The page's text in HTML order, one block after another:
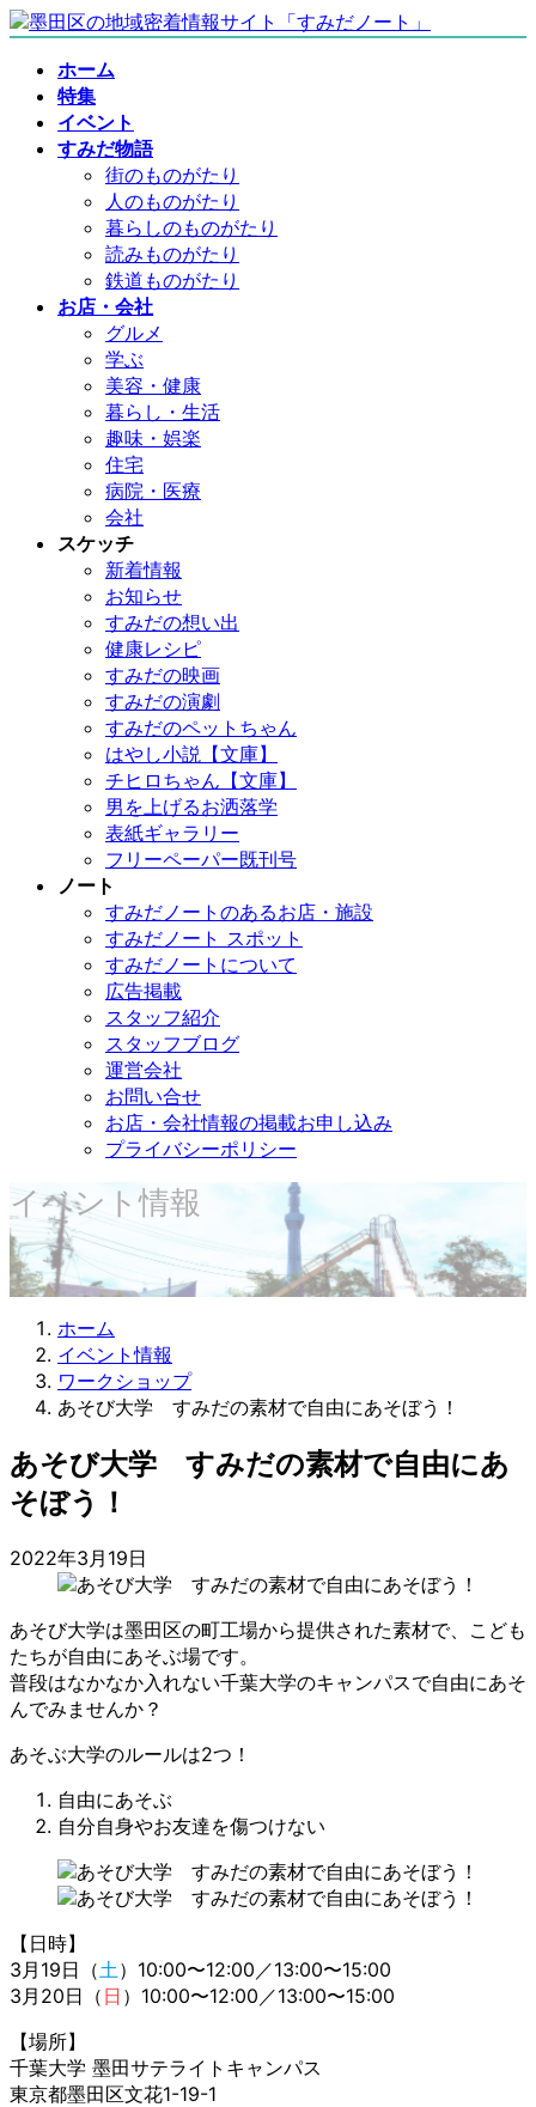
コ
ナ
ホーム
特集
イベント
すみだ物語
街のものがたり
人のものがたり
暮らしのものがたり
読みものがたり
鉄道ものがたり
お店・会社
グルメ
学ぶ
美容・健康
暮らし・生活
趣味・娯楽
住宅
病院・医療
会社
スケッチ
新着情報
お知らせ
すみだの想い出
健康レシピ
すみだの映画
すみだの演劇
すみだのペットちゃん
はやし小説【文庫】
チヒロちゃん【文庫】
男を上げるお洒落学
表紙ギャラリー
フリーペーパー既刊号
ノート
すみだノートのあるお店・施設
すみだノート スポット
すみだノートについて
広告掲載
スタッフ紹介
スタッフブログ
運営会社
お問い合せ
お店・会社情報の掲載お申し込み
プライバシーポリシー
イベント情報
ホーム
イベント情報
ワークショップ
あそび大学 すみだの素材で自由にあそぼう！
あそび大学 すみだの素材で自由にあ
そぼう！
2022年3月19日
あそび大学は墨田区の町工場から提供された素材で、こども
たちが自由にあそぶ場です。
普段はなかなか入れない千葉大学のキャンパスで自由にあそ
んでみませんか？
あそぶ大学のルールは2つ！
自由にあそぶ
自分自身やお友達を傷つけない
【日時】
3月19日（土 ）10:00〜12:00／13:00〜15:00
3月20日（ 日 ）10:00〜12:00／13:00〜15:00
【場所】
千葉大学 墨田サテライトキャンパス
東京都墨田区文花1-19-1